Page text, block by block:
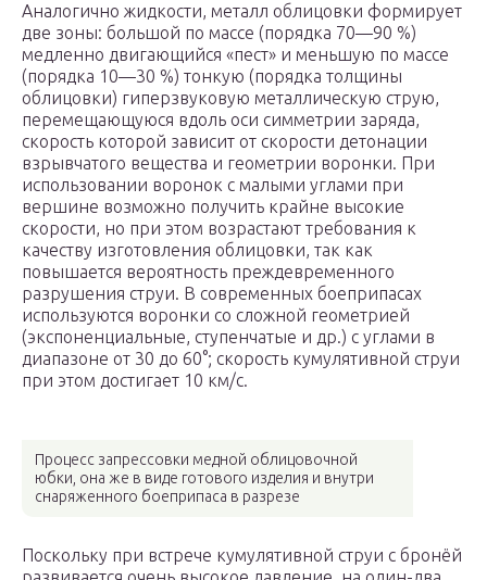
Аналогично жидкости, металл облицовки формирует
две зоны: большой по массе (порядка 70—90 %)
медленно двигающийся «пест» и меньшую по массе
(порядка 10—30 %) тонкую (порядка толщины
облицовки) гиперзвуковую металлическую струю,
перемещающуюся вдоль оси симметрии заряда,
скорость которой зависит от скорости детонации
взрывчатого вещества и геометрии воронки. При
использовании воронок с малыми углами при
вершине возможно получить крайне высокие
скорости, но при этом возрастают требования к
качеству изготовления облицовки, так как
повышается вероятность преждевременного
разрушения струи. В современных боеприпасах
используются воронки со сложной геометрией
(экспоненциальные, ступенчатые и др.) с углами в
диапазоне от 30 до 60°; скорость кумулятивной струи
при этом достигает 10 км/с.
Процесс запрессовки медной облицовочной
юбки, она же в виде готового изделия и внутри
снаряженного боеприпаса в разрезе
Поскольку при встрече кумулятивной струи с бронёй